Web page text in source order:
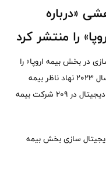
«درباره
را منتشر کرد
در بخش بیمه اروپا» را
منتشر کرد. این گزارش مبتنی بر پایش بازار سال ۲۰۲۳ نهاد ناظر بیمه
اتحادیه اروپا (EIOPA) است و وضعیت تحول دیجیتال در ۲۰۹ شرکت بیمه